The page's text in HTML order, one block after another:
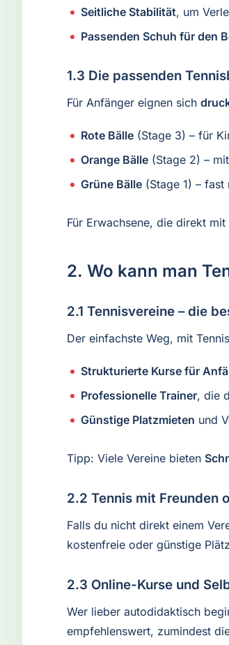
Seitliche Stabilität, um
Passenden Schuh für den
1.3 Die passenden
Für Anfänger eignen sich
Rote Bälle (Stage 3) – für
Orange Bälle (Stage 2) –
Grüne Bälle (Stage 1) –
Für Erwachsene, die direkt
2. Wo kann man
2.1 Tennisvereine – die
Der einfachste Weg, mit
Strukturierte Kurse für
Professionelle Trainer, die
Günstige Platzmieten und
Tipp: Viele Vereine bieten
2.2 Tennis mit Freunden
Falls du nicht direkt einem
kostenfreie oder günstige
2.3 Online-Kurse und
Wer lieber autodidaktisch
empfehlenswert, zumindest